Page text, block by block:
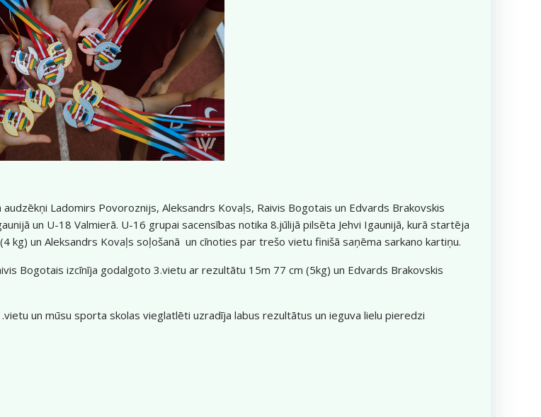
Ladomirs Povoroznijs, Aleksandrs Kovaļs, Raivis Bogotais un Edvards Brakovskis
un U-18 Valmierā. U-16 grupai sacensības notika 8.jūlijā pilsēta Jehvi Igaunijā, kurā startēja
kg) un Aleksandrs Kovaļs soļošanā un cīnoties par trešo vietu finišā saņēma sarkano kartiņu.
Bogotais izcīnīja godalgoto 3.vietu ar rezultātu 15m 77 cm (5kg) un Edvards Brakovskis
un mūsu sporta skolas vieglatlēti uzradīja labus rezultātus un ieguva lielu pieredzi